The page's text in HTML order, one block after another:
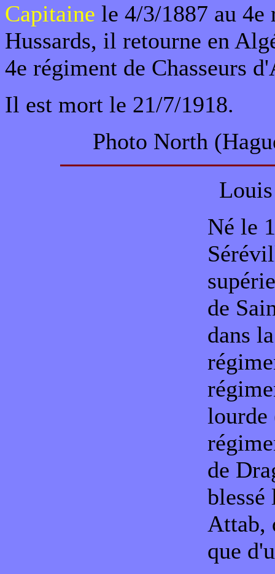
Capitaine le 4/3/1887 au 4e
Hussards, il retourne en
4e régiment de Chasseurs
Il est mort le 21/7/1918.
Photo North
Né le
de
dans
lourde
de
blessé
Attab,
que